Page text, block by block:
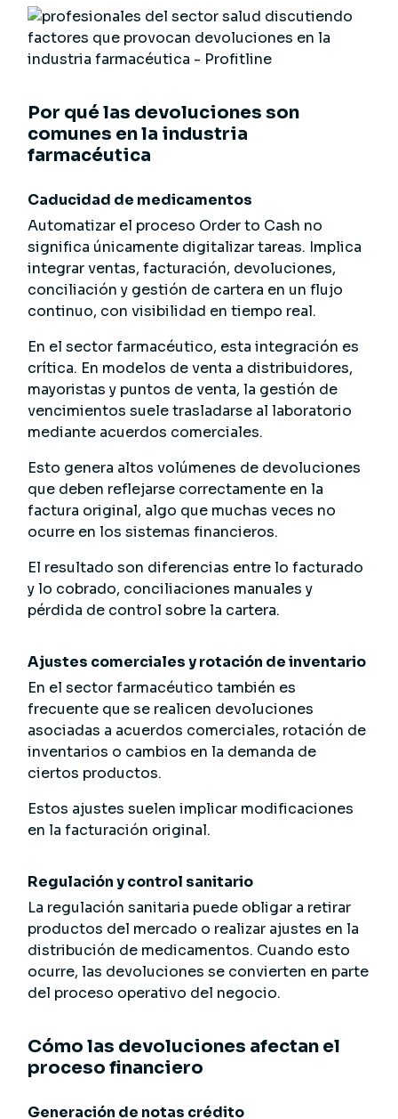
Por qué las devoluciones son
comunes en la industria
farmacéutica
Caducidad de medicamentos
Automatizar el proceso Order to Cash no
significa únicamente digitalizar tareas. Implica
integrar ventas, facturación, devoluciones,
conciliación y gestión de cartera en un flujo
continuo, con visibilidad en tiempo real.
En el sector farmacéutico, esta integración es
crítica. En modelos de venta a distribuidores,
mayoristas y puntos de venta, la gestión de
vencimientos suele trasladarse al laboratorio
mediante acuerdos comerciales.
Esto genera altos volúmenes de devoluciones
que deben reflejarse correctamente en la
factura original, algo que muchas veces no
ocurre en los sistemas financieros.
El resultado son diferencias entre lo facturado
y lo cobrado, conciliaciones manuales y
pérdida de control sobre la cartera.
Ajustes comerciales y rotación de inventario
En el sector farmacéutico también es
frecuente que se realicen devoluciones
asociadas a acuerdos comerciales, rotación de
inventarios o cambios en la demanda de
ciertos productos.
Estos ajustes suelen implicar modificaciones
en la facturación original.
Regulación y control sanitario
La regulación sanitaria puede obligar a retirar
productos del mercado o realizar ajustes en la
distribución de medicamentos. Cuando esto
ocurre, las devoluciones se convierten en parte
del proceso operativo del negocio.
Cómo las devoluciones afectan el
proceso financiero
Generación de notas crédito